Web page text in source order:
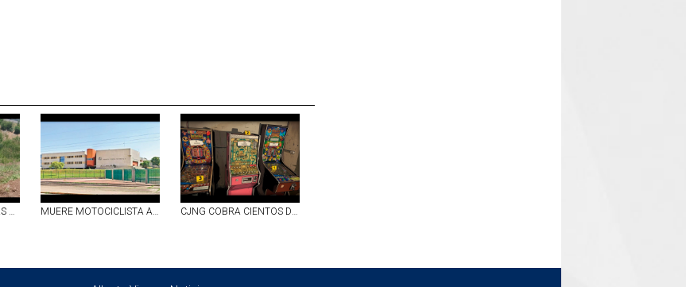
DOS LESIONADOS TRAS CAER A BORDO DE UN TORTON EN UN BARRANCO EN EL LIBRAMIENTO CARRETERO PONIENTE DE AGS MUERE MOTOCICLISTA AL QUE LE CAYÓ UN POSTE ENCIMA EN SEGUNDO ANILLO, EN AGS CJNG COBRA CIENTOS DE MILES DE PESOS AL MES A OPERADORES DE TRAGAMONEDAS: MONTENEGRO